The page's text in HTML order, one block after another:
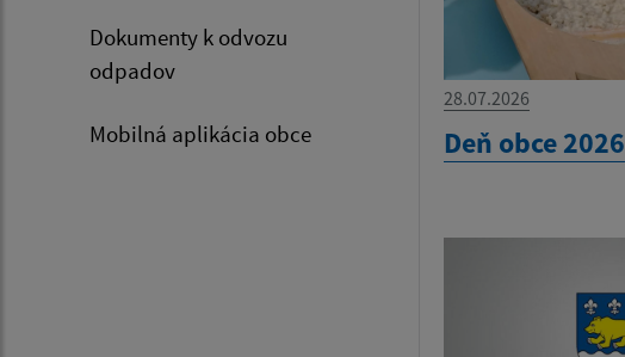
Dokumenty k odvozu
odpadov
Mobilná aplikácia obce
28.07.2026
Deň obce 2026